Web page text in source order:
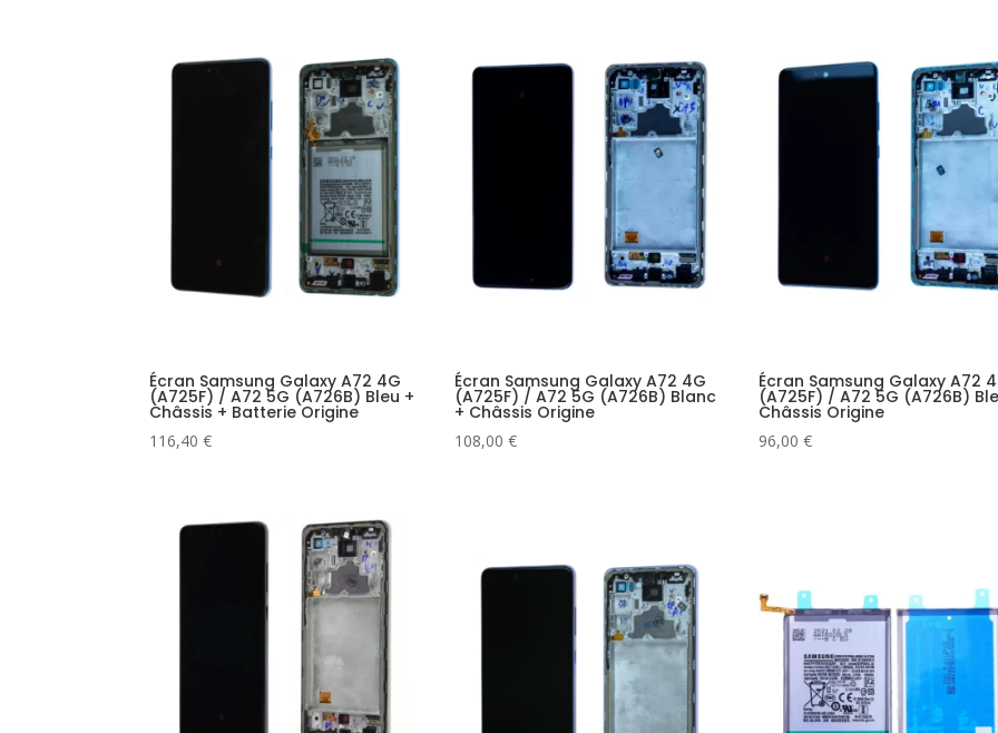
Écran Samsung Galaxy A72 4G
(A725F) / A72 5G (A726B) Bleu +
Châssis + Batterie Origine
116,40€
Écran Samsung Galaxy A72 4G
(A725F) / A72 5G (A726B) Blanc
+ Châssis Origine
108,00 €
Écran Samsung Galaxy A72
(A725F) / A72 5G (A726B)
Châssis Origine
96,00€